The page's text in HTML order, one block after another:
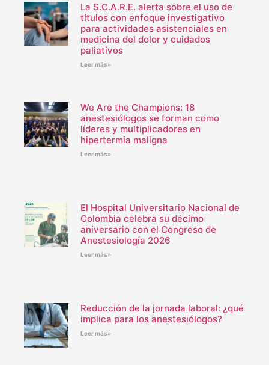
La S.C.A.R.E. alerta sobre el uso de
títulos con enfoque investigativo
para actividades asistenciales en
medicina del dolor y cuidados
paliativos
Leer más»
We Are the Champions: 18
anestesiólogos se forman como
líderes y multiplicadores en
hipertermia maligna
Leer más»
El Hospital Universitario Nacional de
Colombia celebra su décimo
aniversario con el Congreso de
Anestesiología 2026
Leer más»
Reducción de la jornada laboral: ¿qué
implica para los anestesiólogos?
Leer más»